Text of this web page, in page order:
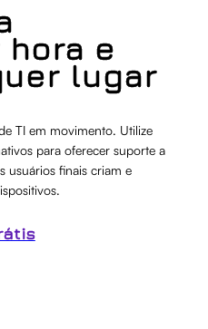
e
lugar
TI em movimento. Utilize
para oferecer suporte a
usuários finais criam e